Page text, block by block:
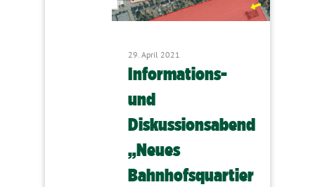
29. April 2021
Informations-
und
Diskussionsabend
„Neues
Bahnhofsquartier